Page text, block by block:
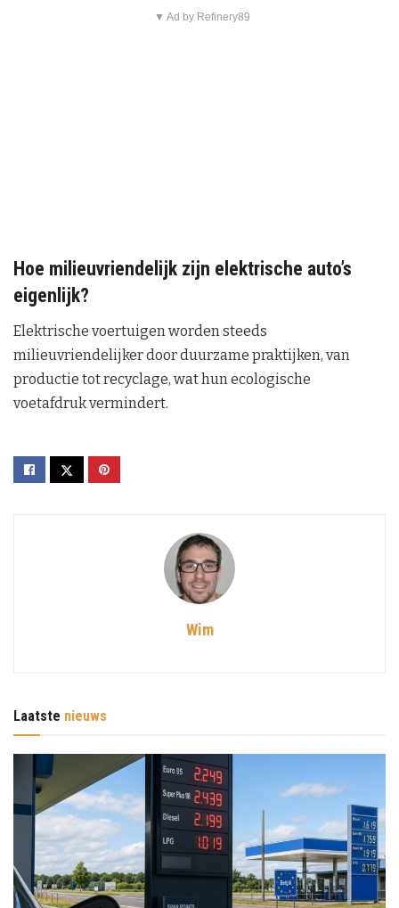
▼ Ad by Refinery89
Hoe milieuvriendelijk zijn elektrische auto’s
eigenlijk?
Elektrische voertuigen worden steeds
milieuvriendelijker door duurzame praktijken, van
productie tot recyclage, wat hun ecologische
voetafdruk vermindert.
Wim
Laatste nieuws